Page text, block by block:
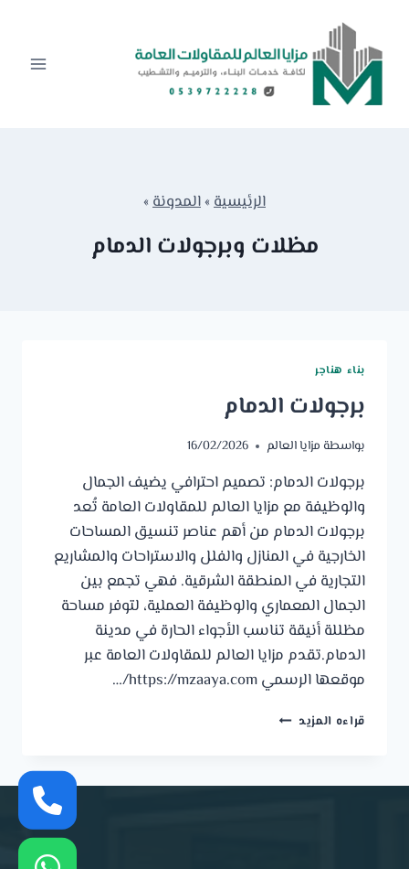
المحتوى
الرئيسية»المدونة»
مظلات وبرجولات الدمام
بناء هناجر
برجولات الدمام
بواسطة مزايا العالم 16/02/2026
برجولات الدمام: تصميم احترافي يضيف الجمال
والوظيفة مع مزايا العالم للمقاولات العامة تُعد
برجولات الدمام من أهم عناصر تنسيق المساحات
الخارجية في المنازل والفلل والاستراحات والمشاريع
التجارية في المنطقة الشرقية. فهي تجمع بين
الجمال المعماري والوظيفة العملية، لتوفر مساحة
مظللة أنيقة تناسب الأجواء الحارة في مدينة
الدمام.تقدم مزايا العالم للمقاولات العامة عبر
موقعها الرسمي https://mzaaya.com/…
قراءه المزيد برجولات